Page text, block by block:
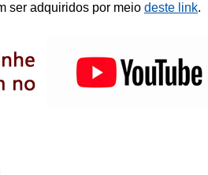
ser adquiridos por meio deste link.